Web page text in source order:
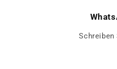
Schreiben